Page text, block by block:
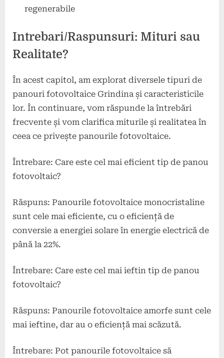
regenerabile
Intrebari/Raspunsuri: Mituri sau
Realitate?
În acest capitol, am explorat diversele tipuri de
panouri fotovoltaice Grindina și caracteristicile
lor. În continuare, vom răspunde la întrebări
frecvente și vom clarifica miturile și realitatea în
ceea ce privește panourile fotovoltaice.
Întrebare: Care este cel mai eficient tip de panou
fotovoltaic?
Răspuns: Panourile fotovoltaice monocristaline
sunt cele mai eficiente, cu o eficiență de
conversie a energiei solare în energie electrică de
până la 22%.
Întrebare: Care este cel mai ieftin tip de panou
fotovoltaic?
Răspuns: Panourile fotovoltaice amorfe sunt cele
mai ieftine, dar au o eficiență mai scăzută.
Întrebare: Pot panourile fotovoltaice să